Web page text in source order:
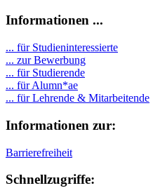
Informationen ...
... für Studieninteressierte
... zur Bewerbung
... für Studierende
... für Alumn*ae
... für Lehrende & Mitarbeitende
Informationen zur:
Barrierefreiheit
Schnellzugriffe: